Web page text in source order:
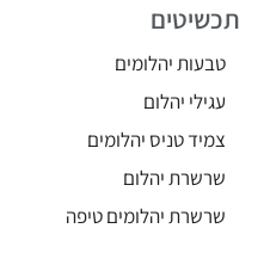
תכשיטים
טבעות יהלומים
עגילי יהלום
צמיד טניס יהלומים
שרשרת יהלום
שרשרת יהלומים טיפה